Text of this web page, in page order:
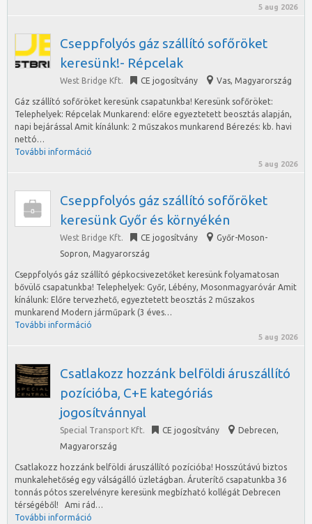
5 aug 2026
Cseppfolyós gáz szállító sofőröket
keresünk!- Répcelak
West Bridge Kft. CE jogosítvány Vas, Magyarország
Gáz szállító sofőröket keresünk csapatunkba! Keresünk sofőröket:
Telephelyek: Répcelak Munkarend: előre egyeztetett beosztás alapján,
napi bejárással Amit kínálunk: 2 műszakos munkarend Bérezés: kb. havi
nettó…
További információ
5 aug 2026
Cseppfolyós gáz szállító sofőröket
keresünk Győr és környékén
West Bridge Kft. CE jogosítvány
Győr-Moson-
Sopron, Magyarország
Cseppfolyós gáz szállító gépkocsivezetőket keresünk folyamatosan
bővülő csapatunkba! Telephelyek: Győr, Lébény, Mosonmagyaróvár Amit
kínálunk: Előre tervezhető, egyeztetett beosztás 2 műszakos
munkarend Modern járműpark (3 éves…
További információ
5 aug 2026
Csatlakozz hozzánk belföldi áruszállító
pozícióba, C+E kategóriás
jogosítvánnyal
Special Transport Kft. CE jogosítvány Debrecen,
Magyarország
Csatlakozz hozzánk belföldi áruszállító pozícióba! Hosszútávú biztos
munkalehetőség egy válságálló üzletágban. Áruterítő csapatunkba 36
tonnás pótos szerelvényre keresünk megbízható kollégát Debrecen
térségéből! Ami rád…
További információ